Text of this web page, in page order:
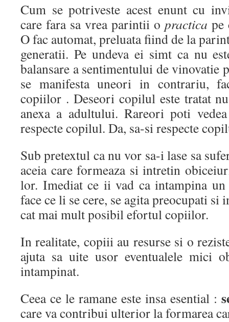
Cum se potriveste acest enunt cu
care fara sa vrea parintii o practica pe
O fac automat, preluata fiind de la
generatii. Pe undeva ei simt ca nu
balansare a sentimentului de vinovatie
se manifesta uneori in contrariu,
copiilor . Deseori copilul este tratat
anexa a adultului. Rareori poti
respecte copilul. Da, sa-si respecte
Sub pretextul ca nu vor sa-i lase sa
aceia care formeaza si intretin
lor. Imediat ce ii vad ca intampina
face ce li se cere, se agita preocupati si
cat mai mult posibil efortul copiilor.
In realitate, copiii au resurse si o
ajuta sa uite usor eventualele mici
intampinat.
Ceea ce le ramane este insa esential :
care va contribui ulterior la formarea